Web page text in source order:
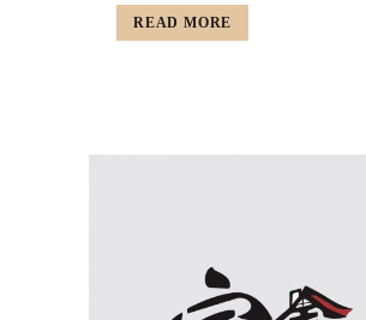
READ MORE